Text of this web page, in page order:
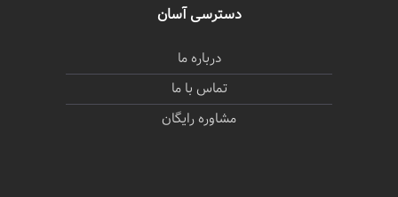
دسترسی آسان
درباره ما
تماس با ما
مشاوره رایگان